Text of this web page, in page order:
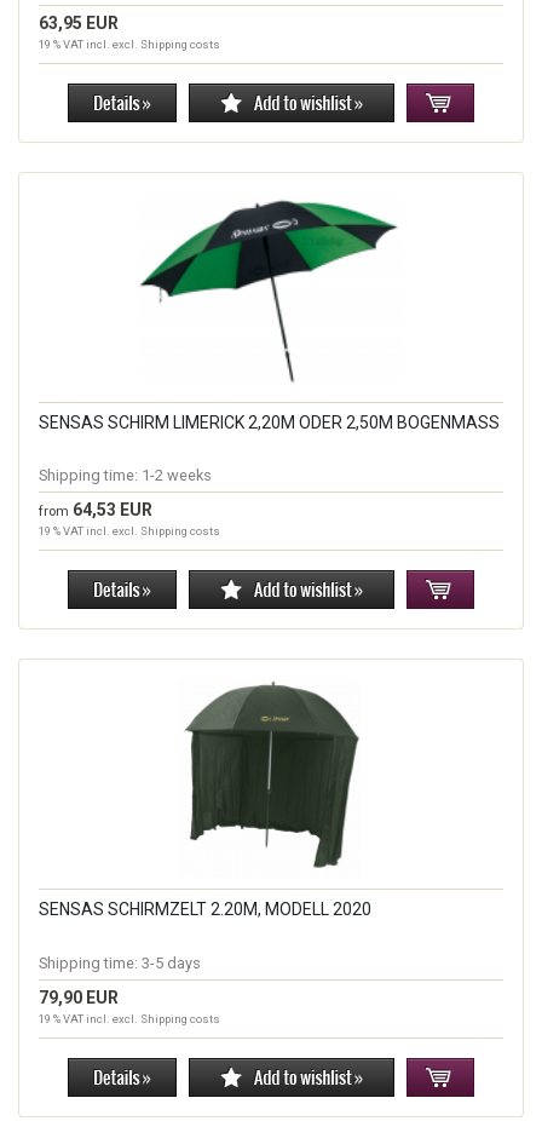
63,95 EUR
19 % VAT incl. excl. Shipping costs
SENSAS SCHIRM LIMERICK 2,20M ODER 2,50M BOGENMASS
Shipping time: 1-2 weeks
from 64,53 EUR
19 % VAT incl. excl. Shipping costs
SENSAS SCHIRMZELT 2.20M, MODELL 2020
Shipping time: 3-5 days
79,90 EUR
19 % VAT incl. excl. Shipping costs